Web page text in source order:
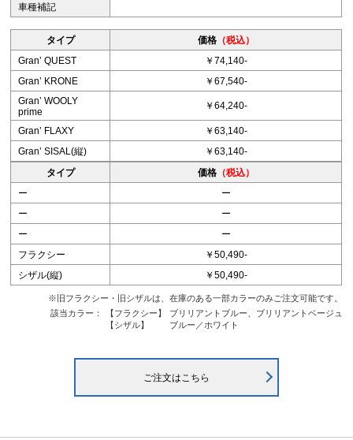
車種補記
タイプ 価格（税込）
Granʼ QUEST
￥74,140-
Granʼ KRONE
￥67,540-
Granʼ WOOLY
prime
￥64,240-
Granʼ FLAXY
￥63,140-
Granʼ SISAL(縦)
￥63,140-
タイプ
価格（税込）
ー
ー
ー
ー
ー
ー
フラクシー
￥50,490-
シザル(縦)
￥50,490-
※旧フラクシー・旧シザルは、在庫のある一部カラーのみご注文可能です。
該当カラー：
【フラクシー】
ブリリアントブルー、ブリリアントベージュ
【シザル】
ブルー／ホワイト
ご注文はこちら